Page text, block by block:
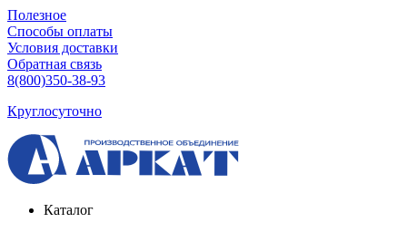
Полезное
Способы оплаты
Условия доставки
Обратная связь
8(800)350-38-93
Круглосуточно
Каталог